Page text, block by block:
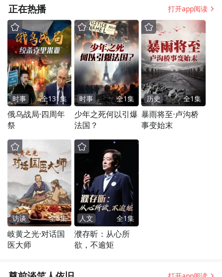
正在热播 打开app阅读
时事 全131集
俄乌战局·四周年
祭
时事 全1集
少年之死何以引爆
法国？
历史 全1集
暴雨将至·卢沟桥
事变始末
访谈 全5集
岐黄之光·对话国
医大师
人文 全1集
濮存昕：从心所
欲，不逾矩